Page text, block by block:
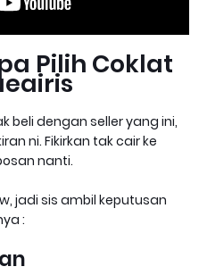
Pilih Coklat
beli dengan seller yang ini,
ni. Fikirkan tak cair ke
nanti.
jadi sis ambil keputusan
: